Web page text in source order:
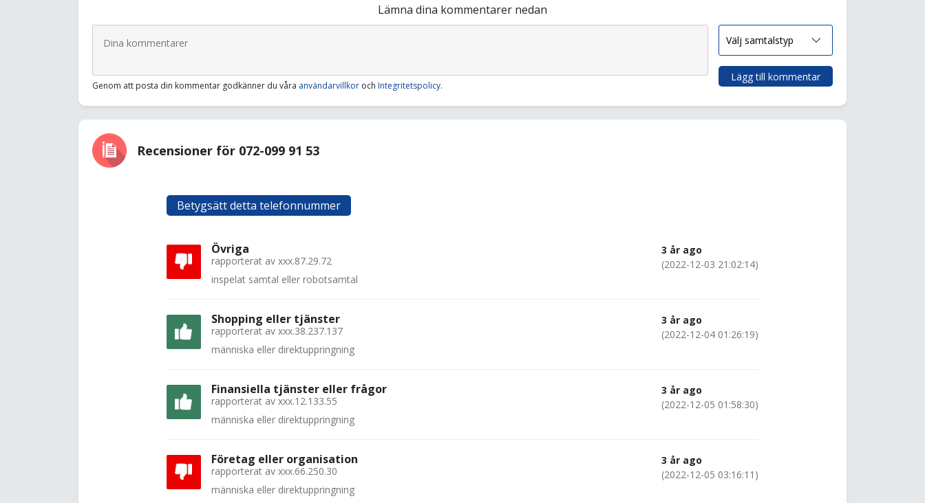
Lämna dina kommentarer nedan
Genom att posta din kommentar godkänner du våra användarvillkor och Integritetspolicy.
Lägg till kommentar
Recensioner för 072-099 91 53
Betygsätt detta telefonnummer
Övriga
rapporterat av xxx.87.29.72
inspelat samtal eller robotsamtal
3 år ago
(2022-12-03 21:02:14)
Shopping eller tjänster
rapporterat av xxx.38.237.137
människa eller direktuppringning
3 år ago
(2022-12-04 01:26:19)
Finansiella tjänster eller frågor
rapporterat av xxx.12.133.55
människa eller direktuppringning
3 år ago
(2022-12-05 01:58:30)
Företag eller organisation
rapporterat av xxx.66.250.30
människa eller direktuppringning
3 år ago
(2022-12-05 03:16:11)